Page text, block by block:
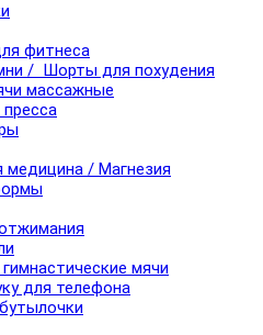
фитнеса
/ Шорты для похудения
массажные
медицина / Магнезия
мячи
для телефона